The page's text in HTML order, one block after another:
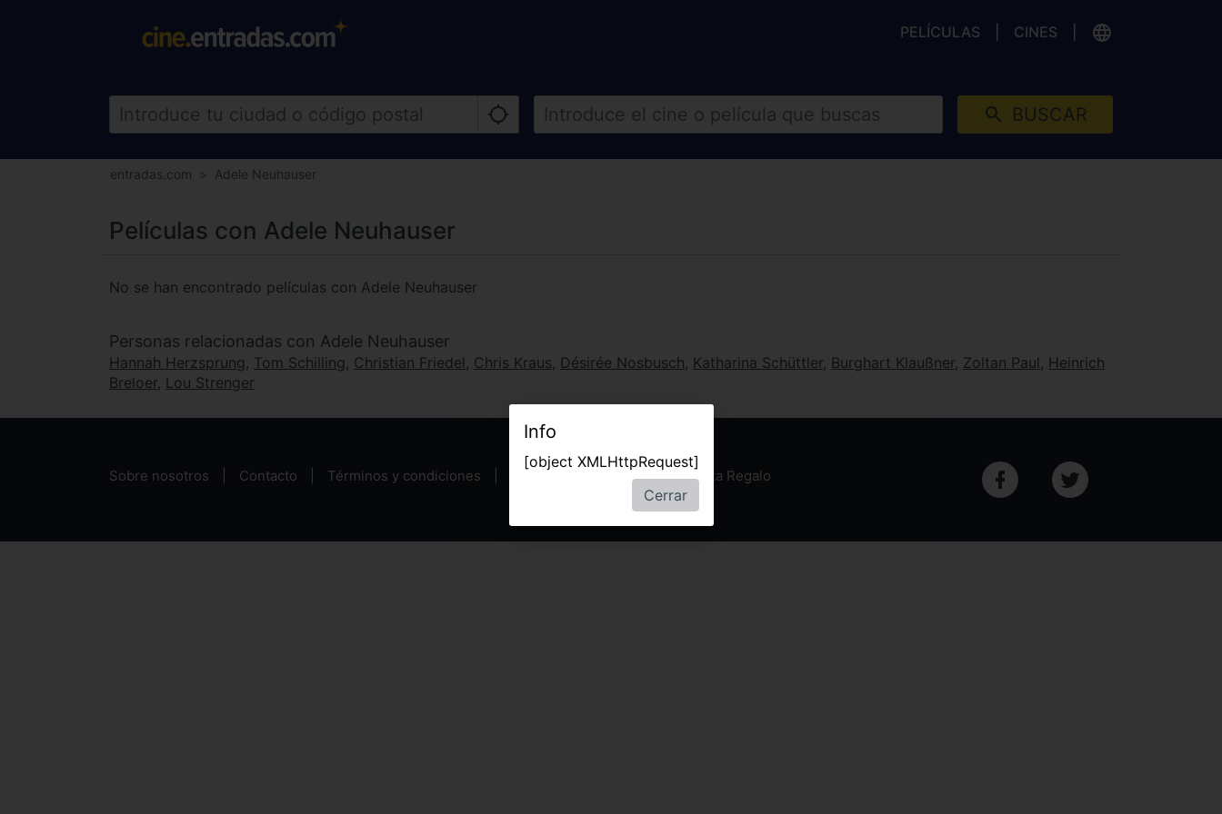
PELÍCULAS CINES
BUSCAR
entradas.com Adele Neuhauser
Películas con Adele Neuhauser
No se han encontrado películas con Adele Neuhauser
Personas relacionadas con Adele Neuhauser
Hannah Herzsprung , Tom Schilling , Christian Friedel , Chris Kraus, Désirée Nosbusch, Katharina Schüttler, Burghart Klaußner, Zoltan Paul , Heinrich
Breloer, Lou Strenger
Sobre nosotros Contacto Términos y condiciones Política de privacidad Tarjeta Regalo
Info
[object XMLHttpRequest]
Cerrar